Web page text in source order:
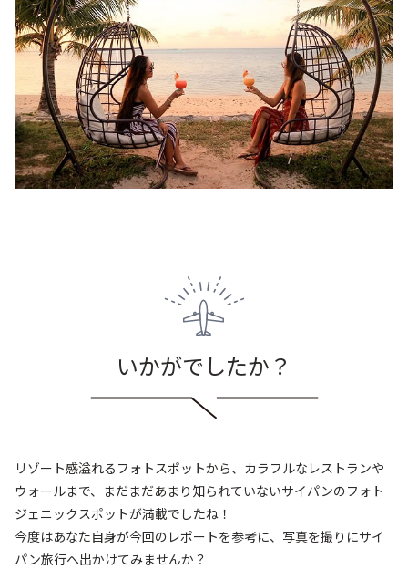
いかがでしたか？
リゾート感溢れるフォトスポットから、カラフルなレストランや
ウォールまで、まだまだあまり知られていないサイパンのフォト
ジェニックスポットが満載でしたね！
今度はあなた自身が今回のレポートを参考に、写真を撮りにサイ
パン旅行へ出かけてみませんか？